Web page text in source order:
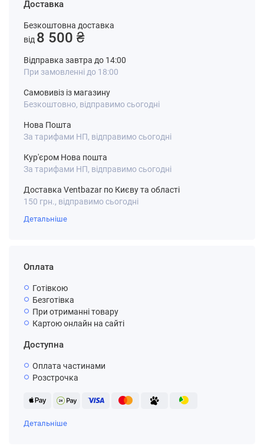
Доставка
Безкоштовна доставка
від 8 500 ₴
Відправка завтра до 14:00
При замовленні до 18:00
Самовивіз із магазину
Безкоштовно, відправимо сьогодні
Нова Пошта
За тарифами НП, відправимо сьогодні
Кур'єром Нова пошта
За тарифами НП, відправимо сьогодні
Доставка Ventbazar по Києву та області
150 грн., відправимо сьогодні
Детальніше
Оплата
Готівкою
Безготівка
При отриманні товару
Картою онлайн на сайті
Доступна
Оплата частинами
Розстрочка
Детальніше